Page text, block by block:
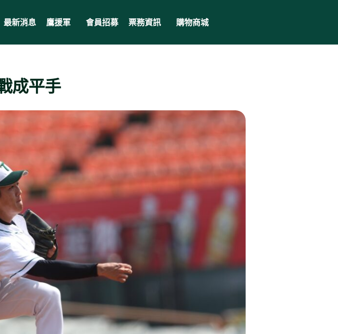
最新消息 鷹援軍 會員招募 票務資訊 購物商城
成平手